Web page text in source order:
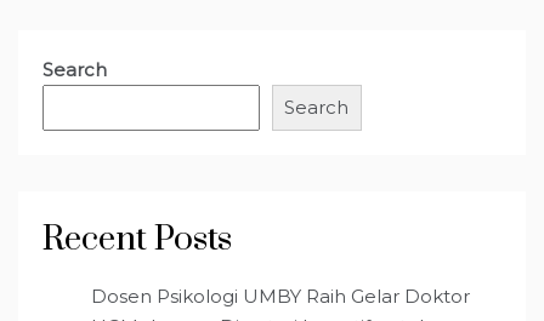
Search
Search
Recent Posts
Dosen Psikologi UMBY Raih Gelar Doktor